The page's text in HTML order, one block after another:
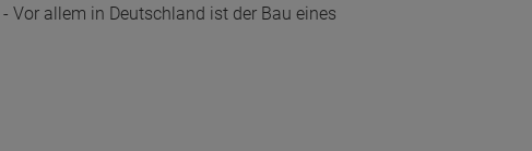
Vor allem in Deutschland ist der Bau eines